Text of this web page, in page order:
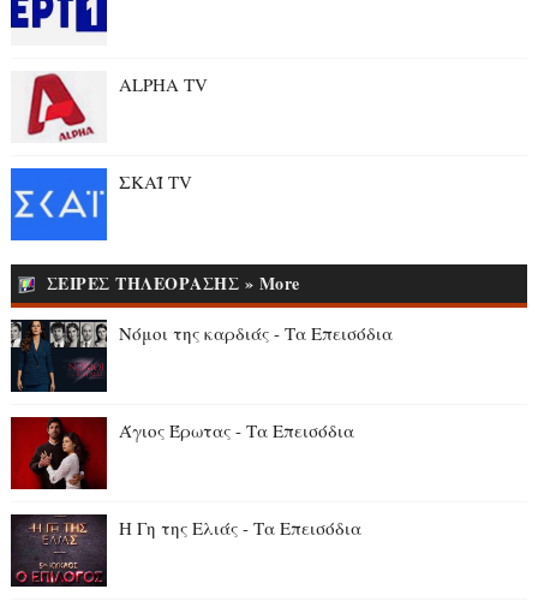
ALPHA TV
ΣΚΑΪ TV
ΣΕΙΡΕΣ ΤΗΛΕΟΡΑΣΗΣ » More
Νόμοι της καρδιάς - Τα Επεισόδια
Άγιος Έρωτας - Τα Επεισόδια
Η Γη της Ελιάς - Τα Επεισόδια